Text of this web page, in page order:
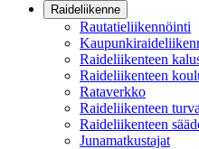
Raideliikenne
Rautatieliikennöinti
Raideliikenteen
Raideliikenteen
Rataverkko
Raideliikenteen
Raideliikenteen
Junamatkustajat